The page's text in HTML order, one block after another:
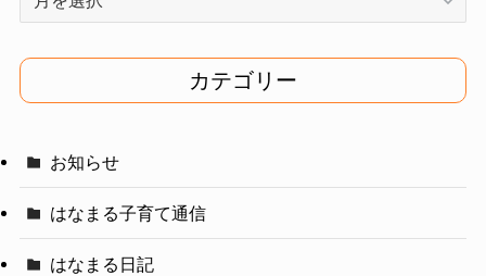
イ
ブ
カテゴリー
お知らせ
はなまる子育て通信
はなまる日記